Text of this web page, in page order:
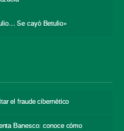
Se cayó Betulio»
el fraude cibernético
Banesco: conoce cómo